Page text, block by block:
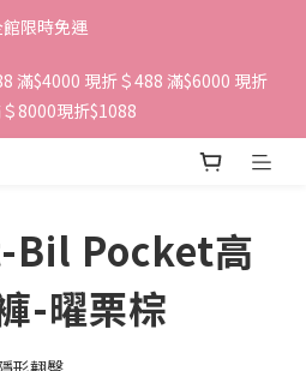
館限時免運
滿$4000 現折＄488 滿$6000 現折
8000現折$1088
Bil Pocket高
-曜栗棕